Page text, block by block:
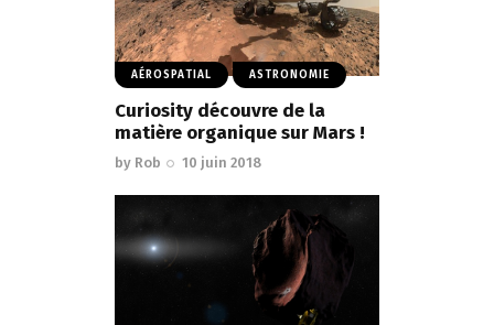
AÉROSPATIAL ASTRONOMIE
Curiosity découvre de la
matière organique sur Mars !
by Rob 10 juin 2018